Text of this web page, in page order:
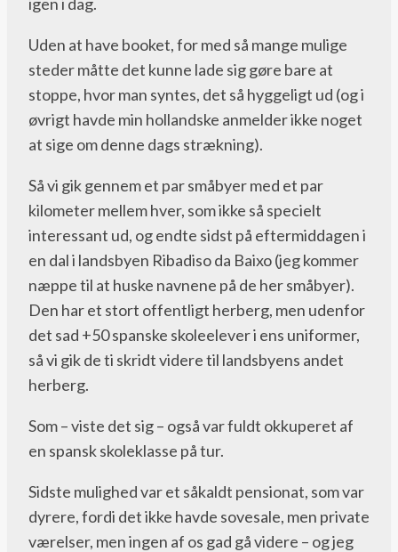
Uden at have booket, for med så mange mulige
steder måtte det kunne lade sig gøre bare at
stoppe, hvor man syntes, det så hyggeligt ud (og i
øvrigt havde min hollandske anmelder ikke noget
at sige om denne dags strækning).
Så vi gik gennem et par småbyer med et par
kilometer mellem hver, som ikke så specielt
interessant ud, og endte sidst på eftermiddagen i
en dal i landsbyen Ribadiso da Baixo (jeg kommer
næppe til at huske navnene på de her småbyer).
Den har et stort offentligt herberg, men udenfor
det sad +50 spanske skoleelever i ens uniformer,
så vi gik de ti skridt videre til landsbyens andet
herberg.
Som – viste det sig – også var fuldt okkuperet af
en spansk skoleklasse på tur.
Sidste mulighed var et såkaldt pensionat, som var
dyrere, fordi det ikke havde sovesale, men private
værelser, men ingen af os gad gå videre – og jeg